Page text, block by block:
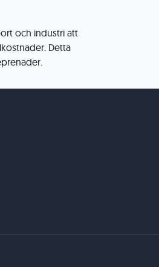
och industri att
Detta